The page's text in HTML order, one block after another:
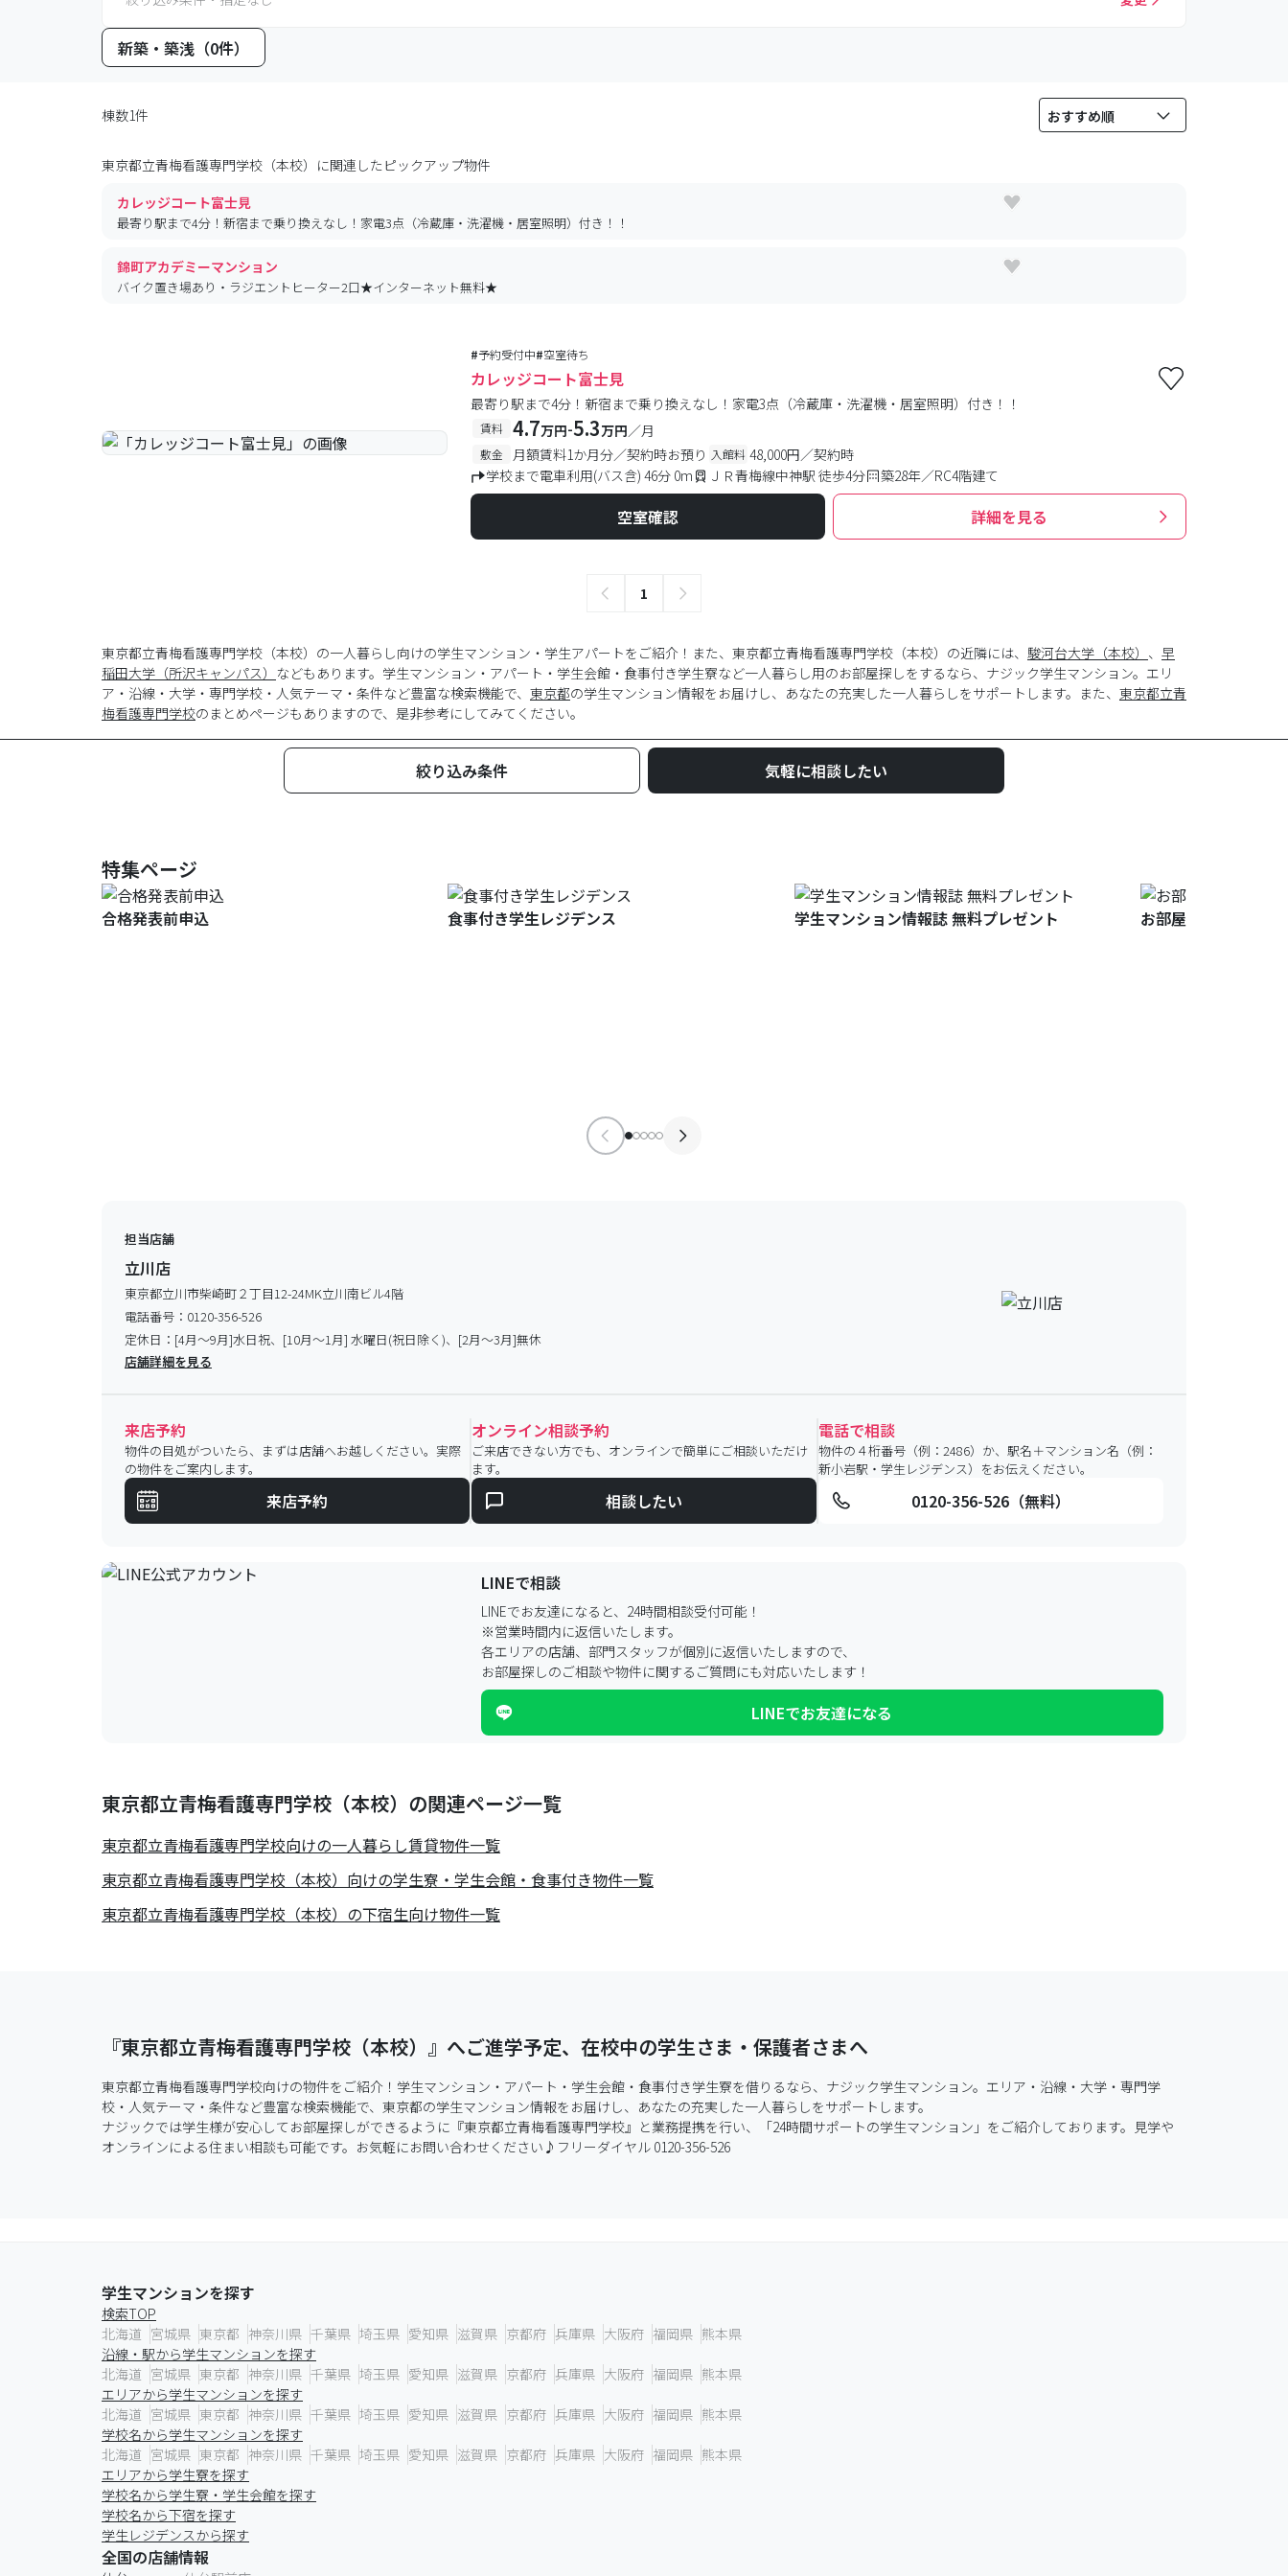
新築・築浅（0件）
棟数1件
東京都立青梅看護専門学校（本校） に関連したピックアップ物件
カレッジコート富士見
最寄り駅まで4分！新宿まで乗り換えなし！家電3点（冷蔵庫・洗濯機・居室照明）付き！！
錦町アカデミーマンション
バイク置き場あり・ラジエントヒーター2口★インターネット無料★
#予約受付中#空室待ち
カレッジコート富士見
最寄り駅まで4分！新宿まで乗り換えなし！家電3点（冷蔵庫・洗濯機・居室照明）付き！！
賃料 4.7万円-5.3万円／月
敷金 月額賃料1か月分／契約時お預り 入館料 48,000円／契約時
学校まで電車利用(バス含) 46分 0m
ＪＲ青梅線中神駅 徒歩4分 築28年／RC4階建て
空室確認 詳細を見る
1
東京都立青梅看護専門学校（本校）の一人暮らし向けの学生マンション・学生アパートをご紹介！また、東京都立青梅看護専門学校（本校）の近隣には、 駿河台大学（本校） 、 早
稲田大学（所沢キャンパス） などもあります。学生マンション・アパート・学生会館・食事付き学生寮など一人暮らし用のお部屋探しをするなら、ナジック学生マンション。エリ
ア・沿線・大学・専門学校・人気テーマ・条件など豊富な検索機能で、 東京都の学生マンション情報をお届けし、あなたの充実した一人暮らしをサポートします。また、 東京都立青
梅看護専門学校のまとめページもありますので、是非参考にしてみてください。
絞り込み条件 気軽に相談したい
特集ページ
合格発表前申込 食事付き学生レジデンス 学生マンション情報誌 無料プレゼント お部屋探しについて
担当店舗
立川店
東京都立川市柴崎町２丁目12-24MK立川南ビル4階
電話番号： 0120-356-526
定休日： [4月～9月]水日祝、[10月～1月] 水曜日(祝日除く)、[2月～3月]無休
店舗詳細を見る
来店予約
物件の目処がついたら、まずは店舗へお越しください。実際
の物件をご案内します。
来店予約
オンライン相談予約
ご来店できない方でも、オンラインで簡単にご相談いただけ
ます。
相談したい
電話で相談
物件の４桁番号（例：2486）か、駅名＋マンション名（例：
新小岩駅・学生レジデンス）をお伝えください。
0120-356-526（無料）
LINEで相談
LINEでお友達になると、24時間相談受付可能！
※営業時間内に返信いたします。
各エリアの店舗、部門スタッフが個別に返信いたしますので、
お部屋探しのご相談や物件に関するご質問にも対応いたします！
LINEでお友達になる
東京都立青梅看護専門学校（本校）の関連ページ一覧
東京都立青梅看護専門学校向けの一人暮らし賃貸物件一覧
東京都立青梅看護専門学校（本校）向けの学生寮・学生会館・食事付き物件一覧
東京都立青梅看護専門学校（本校）の下宿生向け物件一覧
『東京都立青梅看護専門学校（本校）』へご進学予定、在校中の学生さま・保護者さまへ
東京都立青梅看護専門学校向けの物件をご紹介！学生マンション・アパート・学生会館・食事付き学生寮を借りるなら、ナジック学生マンション。エリア・沿線・大学・専門学
校・人気テーマ・条件など豊富な検索機能で、東京都の学生マンション情報をお届けし、あなたの充実した一人暮らしをサポートします。
ナジックでは学生様が安心してお部屋探しができるように『東京都立青梅看護専門学校』と業務提携を行い、「24時間サポートの学生マンション」をご紹介しております。見学や
オンラインによる住まい相談も可能です。お気軽にお問い合わせください♪フリーダイヤル 0120-356-526
学生マンションを探す
検索TOP
北海道 宮城県 東京都 神奈川県 千葉県 埼玉県 愛知県 滋賀県 京都府 兵庫県 大阪府 福岡県 熊本県
沿線・駅から学生マンションを探す
北海道 宮城県 東京都 神奈川県 千葉県 埼玉県 愛知県 滋賀県 京都府 兵庫県 大阪府 福岡県 熊本県
エリアから学生マンションを探す
北海道 宮城県 東京都 神奈川県 千葉県 埼玉県 愛知県 滋賀県 京都府 兵庫県 大阪府 福岡県 熊本県
学校名から学生マンションを探す
北海道 宮城県 東京都 神奈川県 千葉県 埼玉県 愛知県 滋賀県 京都府 兵庫県 大阪府 福岡県 熊本県
エリアから学生寮を探す
学校名から学生寮・学生会館を探す
学校名から下宿を探す
学生レジデンスから探す
全国の店舗情報